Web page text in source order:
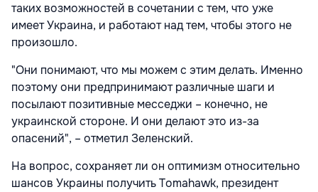
таких возможностей в сочетании с тем, что уже
имеет Украина, и работают над тем, чтобы этого не
произошло.
"Они понимают, что мы можем с этим делать. Именно
поэтому они предпринимают различные шаги и
посылают позитивные месседжи – конечно, не
украинской стороне. И они делают это из-за
опасений", – отметил Зеленский.
На вопрос, сохраняет ли он оптимизм относительно
шансов Украины получить Tomahawk, президент